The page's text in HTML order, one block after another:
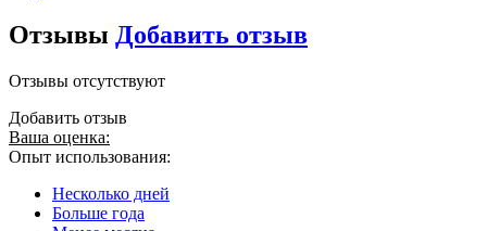
Отзывы Добавить отзыв
Отзывы отсутствуют
Добавить отзыв
Ваша оценка:
Опыт использования:
Несколько дней
Больше года